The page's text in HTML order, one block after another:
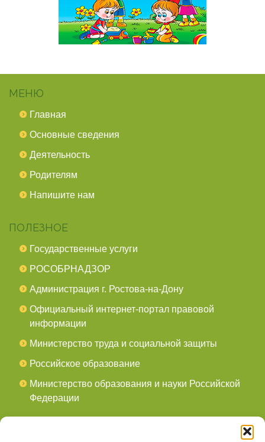
МЕНЮ
Главная
Основные сведения
Деятельность
Родителям
Напишите нам
ПОЛЕЗНОЕ
Государственные услуги
РОСОБРНАДЗОР
Администрация г. Ростова-на-Дону
Официальный интернет-портал правовой
информации
Министерство труда и социальной защиты
Российское образование
Министерство образования и науки Российской
Федерации